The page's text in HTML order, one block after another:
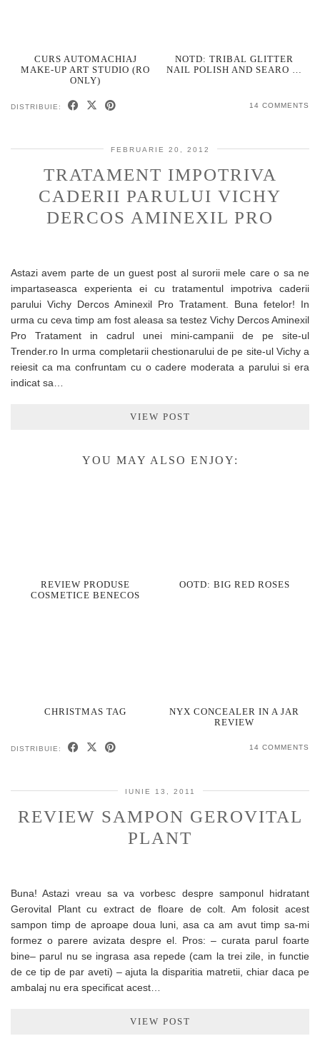
CURS AUTOMACHIAJ
MAKE-UP ART STUDIO (RO
ONLY)
NOTD: TRIBAL GLITTER
NAIL POLISH AND SEARO …
DISTRIBUIE: 14 COMMENTS
FEBRUARIE 20, 2012
TRATAMENT IMPOTRIVA
CADERII PARULUI VICHY
DERCOS AMINEXIL PRO
Astazi avem parte de un guest post al surorii mele care o sa ne
impartaseasca experienta ei cu tratamentul impotriva caderii
parului Vichy Dercos Aminexil Pro Tratament. Buna fetelor! In
urma cu ceva timp am fost aleasa sa testez Vichy Dercos Aminexil
Pro Tratament in cadrul unei mini-campanii de pe site-ul
Trender.ro In urma completarii chestionarului de pe site-ul Vichy a
reiesit ca ma confruntam cu o cadere moderata a parului si era
indicat sa…
VIEW POST
YOU MAY ALSO ENJOY:
REVIEW PRODUSE
COSMETICE BENECOS
OOTD: BIG RED ROSES
CHRISTMAS TAG
NYX CONCEALER IN A JAR
REVIEW
DISTRIBUIE: 14 COMMENTS
IUNIE 13, 2011
REVIEW SAMPON GEROVITAL
PLANT
Buna! Astazi vreau sa va vorbesc despre samponul hidratant
Gerovital Plant cu extract de floare de colt. Am folosit acest
sampon timp de aproape doua luni, asa ca am avut timp sa-mi
formez o parere avizata despre el. Pros: – curata parul foarte
bine– parul nu se ingrasa asa repede (cam la trei zile, in functie
de ce tip de par aveti) – ajuta la disparitia matretii, chiar daca pe
ambalaj nu era specificat acest…
VIEW POST